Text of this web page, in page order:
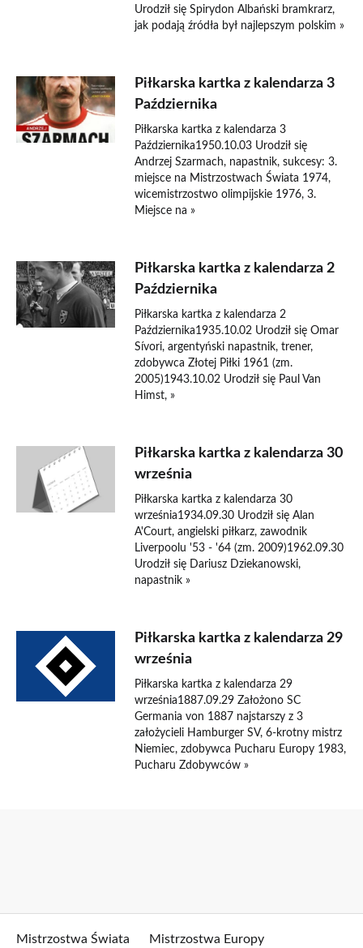
Urodził się Spirydon Albański bramkrarz,
jak podają źródła był najlepszym polskim »
Piłkarska kartka z kalendarza 3
Października
Piłkarska kartka z kalendarza 3
Października1950.10.03 Urodził się
Andrzej Szarmach, napastnik, sukcesy: 3.
miejsce na Mistrzostwach Świata 1974,
wicemistrzostwo olimpijskie 1976, 3.
Miejsce na »
Piłkarska kartka z kalendarza 2
Października
Piłkarska kartka z kalendarza 2
Października1935.10.02 Urodził się Omar
Sívori, argentyński napastnik, trener,
zdobywca Złotej Piłki 1961 (zm.
2005)1943.10.02 Urodził się Paul Van
Himst, »
Piłkarska kartka z kalendarza 30
września
Piłkarska kartka z kalendarza 30
września1934.09.30 Urodził się Alan
A'Court, angielski piłkarz, zawodnik
Liverpoolu '53 - '64 (zm. 2009)1962.09.30
Urodził się Dariusz Dziekanowski,
napastnik »
Piłkarska kartka z kalendarza 29
września
Piłkarska kartka z kalendarza 29
września1887.09.29 Założono SC
Germania von 1887 najstarszy z 3
założycieli Hamburger SV, 6-krotny mistrz
Niemiec, zdobywca Pucharu Europy 1983,
Pucharu Zdobywców »
Mistrzostwa Świata Mistrzostwa Europy